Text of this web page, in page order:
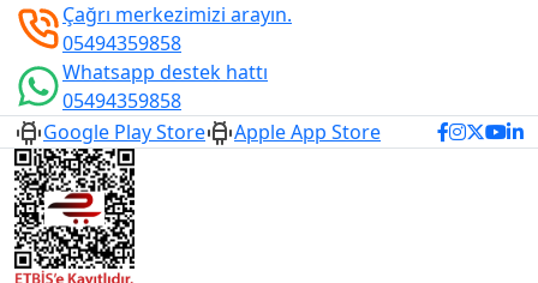
Çağrı merkezimizi arayın.
05494359858
Whatsapp destek hattı
05494359858
Google Play Store
Apple App Store